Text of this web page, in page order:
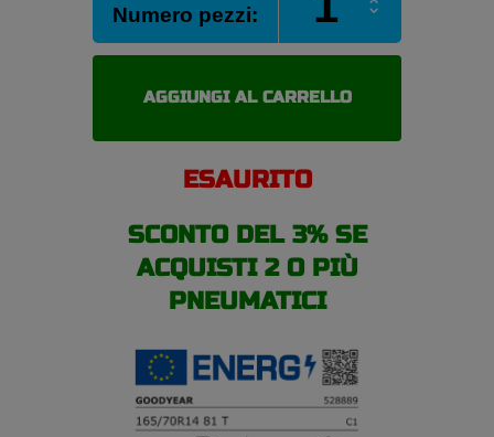
Numero pezzi:
VECTOR
4
G2
pneumatici
stagioni
AGGIUNGI AL CARRELLO
ESAURITO
SCONTO DEL 3% SE
ACQUISTI 2 O PIÙ
PNEUMATICI